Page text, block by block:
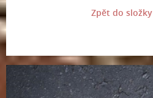
Zpět do složky